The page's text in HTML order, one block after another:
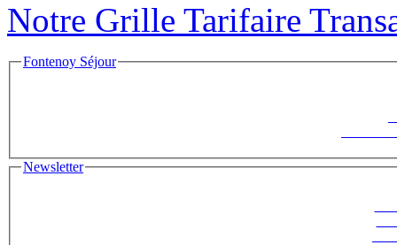
Notre Grille Tarifaire
Fontenoy Séjour
Newsletter